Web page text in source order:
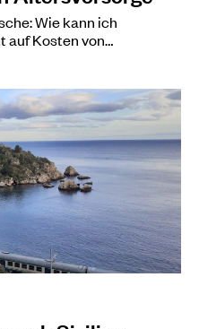
Wie kann ich
auf Kosten von…